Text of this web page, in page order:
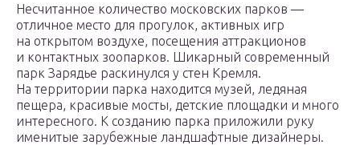
Несчитанное количество московских парков —
отличное место для прогулок, активных игр
на открытом воздухе, посещения аттракционов
и контактных зоопарков. Шикарный современный
парк Зарядье раскинулся у стен Кремля.
На территории парка находится музей, ледяная
пещера, красивые мосты, детские площадки и много
интересного. К созданию парка приложили руку
именитые зарубежные ландшафтные дизайнеры.